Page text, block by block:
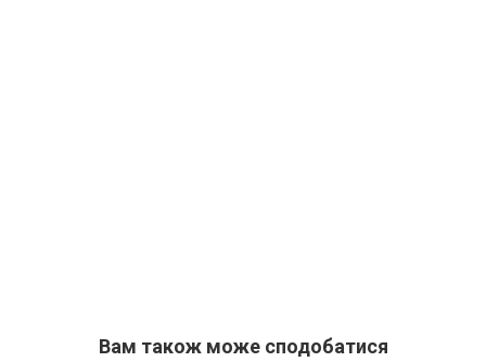
Вам також може сподобатися